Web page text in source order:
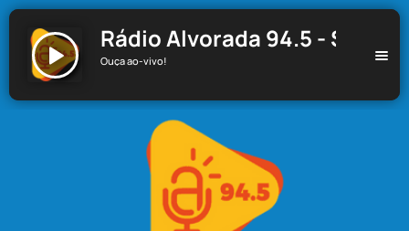
Rádio Alvorada 94.5 - Santa
Ouça ao-vivo!